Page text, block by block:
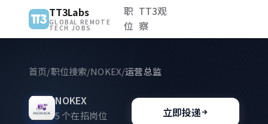
TT3Labs
GLOBAL REMOTE
TECH JOBS
职
位
TT3观
察
首页/职位搜索/NOKEX/运营总监
NOKEX
5 个在招岗位 立即投递